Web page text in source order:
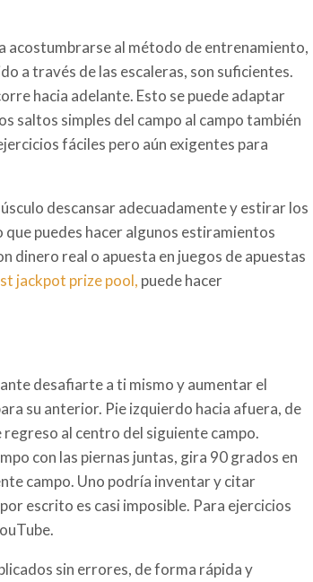
acostumbrarse al método de entrenamiento,
a través de las escaleras, son suficientes.
hacia adelante. Esto se puede adaptar
saltos simples del campo al campo también
fáciles pero aún exigentes para
descansar adecuadamente y estirar los
puedes hacer algunos estiramientos
dinero real o apuesta en juegos de apuestas
jackpot prize pool, puede hacer
desafiarte a ti mismo y aumentar el
su anterior. Pie izquierdo hacia afuera, de
al centro del siguiente campo.
con las piernas juntas, gira 90 grados en
campo. Uno podría inventar y citar
escrito es casi imposible. Para ejercicios
sin errores, de forma rápida y